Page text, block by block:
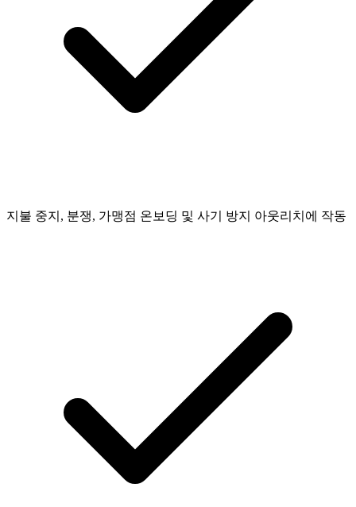
지불 중지, 분쟁, 가맹점 온보딩 및 사기 방지 아웃리치에 작동